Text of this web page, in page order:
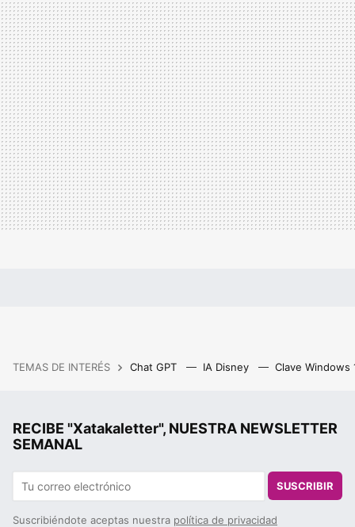
TEMAS DE INTERÉS Chat GPT IA Disney Clave Windows
RECIBE "Xatakaletter", NUESTRA NEWSLETTER
SEMANAL
SUSCRIBIR
Suscribiéndote aceptas nuestra política de privacidad